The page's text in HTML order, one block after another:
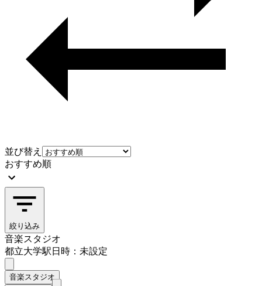
並び替え
おすすめ順
絞り込み
音楽スタジオ
都立大学駅日時：未設定
音楽スタジオ